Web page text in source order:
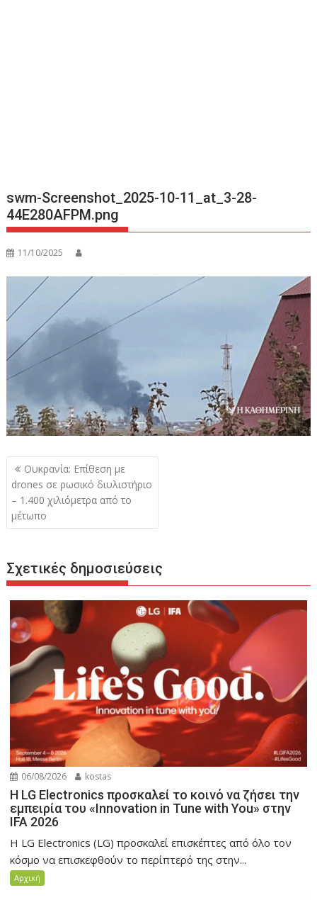
swm-Screenshot_2025-10-11_at_3-28-
44E280AFPM.png
11/10/2025
Πλοήγηση
άρθρων
Ουκρανία: Επίθεση με
drones σε ρωσικό διυλιστήριο
– 1.400 χιλιόμετρα από το
μέτωπο
Σχετικές δημοσιεύσεις
06/08/2026 kostas
Η LG Electronics προσκαλεί το κοινό να ζήσει την
εμπειρία του «Innovation in Tune with You» στην
IFA 2026
Η LG Electronics (LG) προσκαλεί επισκέπτες από όλο τον
κόσμο να επισκεφθούν το περίπτερό της στην...
Αρχική